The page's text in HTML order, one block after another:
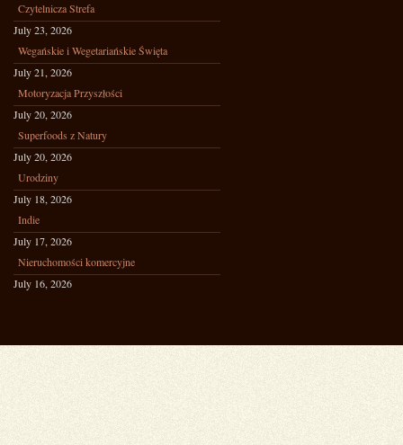
Czytelnicza Strefa
July 23, 2026
Wegańskie i Wegetariańskie Święta
July 21, 2026
Motoryzacja Przyszłości
July 20, 2026
Superfoods z Natury
July 20, 2026
Urodziny
July 18, 2026
Indie
July 17, 2026
Nieruchomości komercyjne
July 16, 2026